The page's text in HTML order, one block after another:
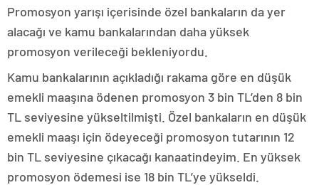
Promosyon yarışı içerisinde özel bankaların da yer
alacağı ve kamu bankalarından daha yüksek
promosyon verileceği bekleniyordu.
Kamu bankalarının açıkladığı rakama göre en düşük
emekli maaşına ödenen promosyon 3 bin TL’den 8 bin
TL seviyesine yükseltilmişti. Özel bankaların en düşük
emekli maaşı için ödeyeceği promosyon tutarının 12
bin TL seviyesine çıkacağı kanaatindeyim. En yüksek
promosyon ödemesi ise 18 bin TL’ye yükseldi.